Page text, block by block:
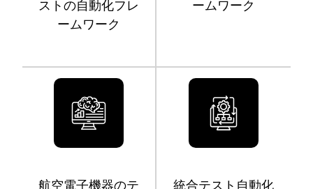
ストの自動化フレ
ームワーク
ームワーク
航空電子機器のテ
統合テスト自動化